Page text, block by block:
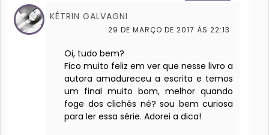
KÉTRIN GALVAGNI
29 DE MARÇO DE 2017 ÀS 22:13
Oi, tudo bem?
Fico muito feliz em ver que nesse livro a
autora amadureceu a escrita e temos
um final muito bom, melhor quando
foge dos clichês né? sou bem curiosa
para ler essa série. Adorei a dica!